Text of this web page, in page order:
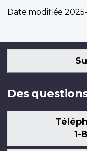
Date modifiée 2025-
Des
1-